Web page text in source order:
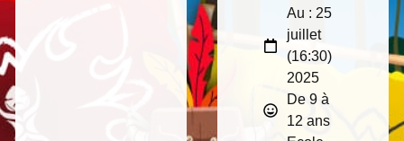
Au : 25
juillet
(16:30)
2025
De 9 à
12 ans